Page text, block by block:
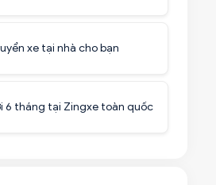
xe tại nhà cho bạn
6 tháng tại Zingxe toàn quốc